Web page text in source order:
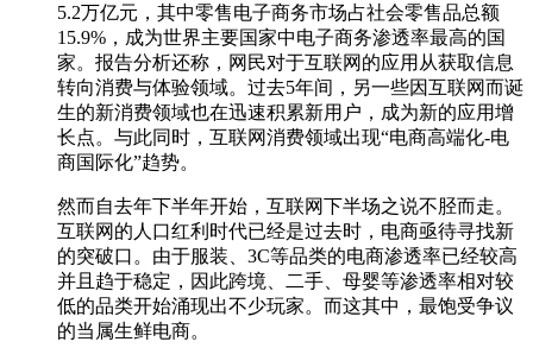
5.2万亿元，其中零售电子商务市场占社会零售品总额
15.9%，成为世界主要国家中电子商务渗透率最高的国
家。报告分析还称，网民对于互联网的应用从获取信息
转向消费与体验领域。过去5年间，另一些因互联网而诞
生的新消费领域也在迅速积累新用户，成为新的应用增
长点。与此同时，互联网消费领域出现“电商高端化-电
商国际化”趋势。
然而自去年下半年开始，互联网下半场之说不胫而走。
互联网的人口红利时代已经是过去时，电商亟待寻找新
的突破口。由于服装、3C等品类的电商渗透率已经较高
并且趋于稳定，因此跨境、二手、母婴等渗透率相对较
低的品类开始涌现出不少玩家。而这其中，最饱受争议
的当属生鲜电商。